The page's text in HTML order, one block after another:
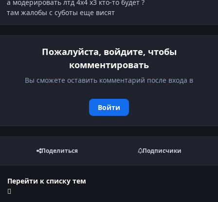
а модерировать лтд 4х4 х3 кто-то будет ?
там жалобы с суботы еще висят
Пожалуйста, войдите, чтобы
комментировать
Вы сможете оставить комментарий после входа в
Войти
Поделиться Подписчики
Перейти к списку тем